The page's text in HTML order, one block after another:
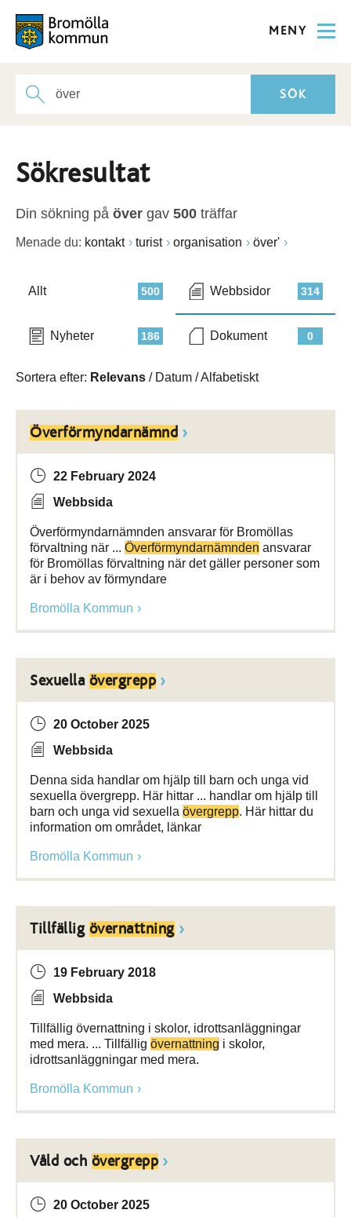
MENY
Sökresultat
Din sökning på över gav 500 träffar
Menade du: kontakt turist organisation över'
500
Allt 314
Webbsidor
186
Nyheter 0
Dokument
Sortera efter: Relevans / Datum /Alfabetiskt
Överförmyndarnämnd
22 February 2024
Webbsida
Överförmyndarnämnden ansvarar för Bromöllas
förvaltning när ... Överförmyndarnämnden ansvarar
för Bromöllas förvaltning när det gäller personer som
är i behov av förmyndare
Bromölla Kommun
Sexuella övergrepp
20 October 2025
Webbsida
Denna sida handlar om hjälp till barn och unga vid
sexuella övergrepp. Här hittar ... handlar om hjälp till
barn och unga vid sexuella övergrepp. Här hittar du
information om området, länkar
Bromölla Kommun
Tillfällig övernattning
19 February 2018
Webbsida
Tillfällig övernattning i skolor, idrottsanläggningar
med mera. ... Tillfällig övernattning i skolor,
idrottsanläggningar med mera.
Bromölla Kommun
Våld och övergrepp
20 October 2025